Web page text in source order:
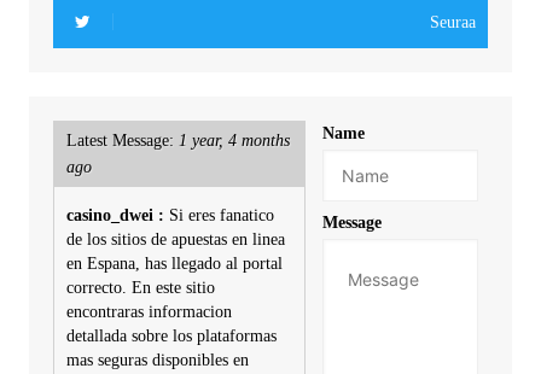
Seuraa
Latest Message: 1 year, 4 months
ago
casino_dwei : Si eres fanatico
de los sitios de apuestas en linea
en Espana, has llegado al portal
correcto. En este sitio
encontraras informacion
detallada sobre los plataformas
mas seguras disponibles en
Name
Message